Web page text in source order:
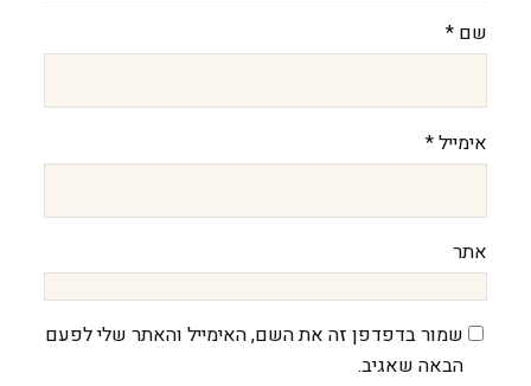
שם *
אימייל*
אתר
שמור בדפדפן זה את השם, האימייל והאתר שלי לפעם
הבאה שאגיב.